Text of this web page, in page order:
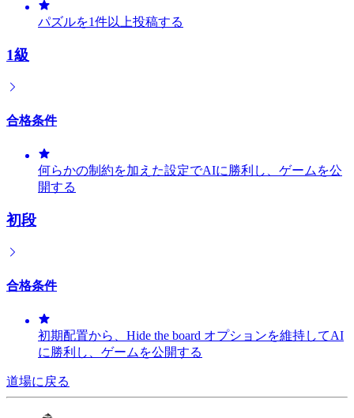
パズルを1件以上投稿する
1級
合格条件
何らかの制約を加えた設定でAIに勝利し、ゲームを公
開する
初段
合格条件
初期配置から、Hide the board オプションを維持してAI
に勝利し、ゲームを公開する
道場に戻る